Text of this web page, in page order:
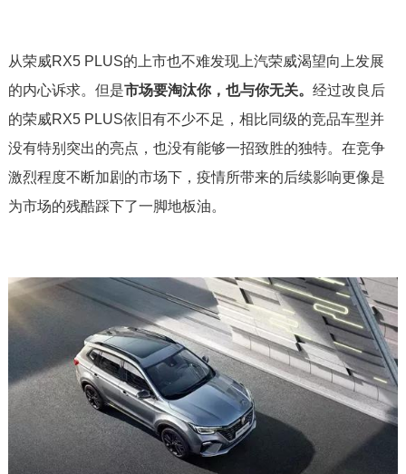
从荣威RX5 PLUS的上市也不难发现上汽荣威渴望向上发展
的内心诉求。但是市场要淘汰你，也与你无关。 经过改良后
的荣威RX5 PLUS依旧有不少不足，相比同级的竞品车型并
没有特别突出的亮点，也没有能够一招致胜的独特。在竞争
激烈程度不断加剧的市场下，疫情所带来的后续影响更像是
为市场的残酷踩下了一脚地板油。